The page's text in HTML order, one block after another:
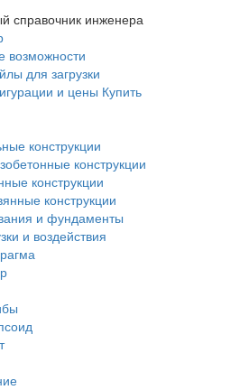
справочник инженера
возможности
для загрузки
и цены Купить
конструкции
конструкции
конструкции
конструкции
и фундаменты
и воздействия